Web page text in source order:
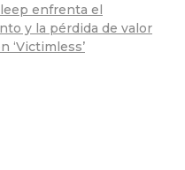
enfrenta el
y la pérdida de valor
‘Victimless’